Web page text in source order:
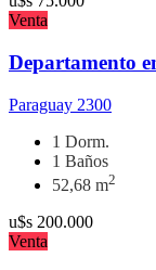
Venta
Departamento
Paraguay 2300
1 Dorm.
1 Baños
52,68 m2
u$s 200.000
Venta